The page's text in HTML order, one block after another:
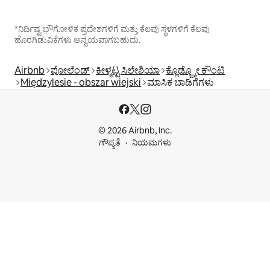
*ನಿರ್ದಿಷ್ಟ ಭೌಗೋಳಿಕ ಪ್ರದೇಶಗಳಿಗೆ ಮತ್ತು ಕೆಲವು ಸ್ಥಳಗಳಿಗೆ ಕೆಲವು
ಹೊರಗಿಡುವಿಕೆಗಳು ಅನ್ವಯವಾಗಬಹುದು.
Airbnb ಪೋಲೆಂಡ್ ಕೀಳ್ಮಟ್ಟ ಸಿಲೇಶಿಯಾ ಕ್ಲೊಡ್ಜ್ಕೋ ಕೌಂಟಿ
Międzylesie - obszar wiejski ಮಾಸಿಕ ಬಾಡಿಗೆಗಳು
© 2026 Airbnb, Inc.
ಗೌಪ್ಯತೆ
ನಿಯಮಗಳು